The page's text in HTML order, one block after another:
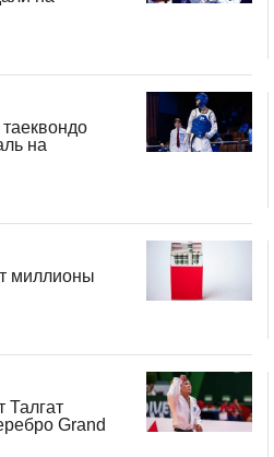
на
миллионы
Талгат
Grand